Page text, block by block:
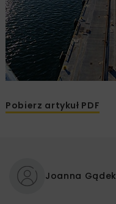
Pobierz artykuł PDF
Joanna Gądek